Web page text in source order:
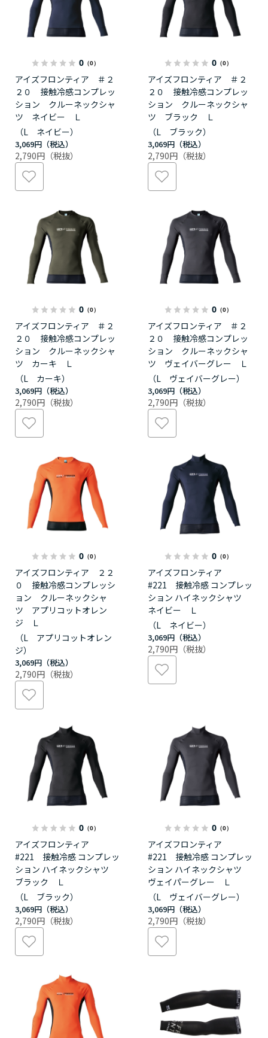
0 （0）
アイズフロンティア ＃２
２０ 接触冷感コンプレッ
ション クルーネックシャ
ツ ネイビー Ｌ
（L ネイビー）
3,069円
2,790円
0（0）
アイズフロンティア ＃２
２０ 接触冷感コンプレッ
ション クルーネックシャ
ツ ブラック Ｌ
（L ブラック）
3,069円
2,790円
0 （0）
アイズフロンティア ＃２
２０ 接触冷感コンプレッ
ション クルーネックシャ
ツ カーキ Ｌ
（L カーキ）
3,069円
2,790円
0（0）
アイズフロンティア ＃２
２０ 接触冷感コンプレッ
ション クルーネックシャ
ツ ヴェイバーグレー Ｌ
（L ヴェイバーグレー）
3,069円
2,790円
0 （0）
アイズフロンティア ２２
０ 接触冷感コンプレッシ
ョン クルーネックシャ
ツ アプリコットオレン
ジ Ｌ
（L アプリコットオレン
ジ）
3,069円
2,790円
0（0）
アイズフロンティア
#221 接触冷感 コンプレッ
ション ハイネックシャツ
ネイビー Ｌ
（L ネイビー）
3,069円
2,790円
0 （0）
アイズフロンティア
#221 接触冷感 コンプレッ
ション ハイネックシャツ
ブラック Ｌ
（L ブラック）
3,069円
2,790円
0（0）
アイズフロンティア
#221 接触冷感 コンプレッ
ション ハイネックシャツ
ヴェイパーグレー Ｌ
（L ヴェイバーグレー）
3,069円
2,790円